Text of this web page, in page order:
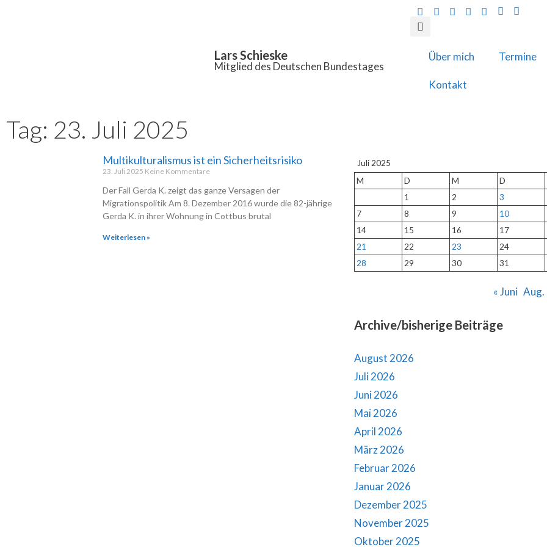
Lars Schieske
Mitglied des Deutschen Bundestages
Über mich Termine
Kontakt
Tag: 23. Juli 2025
Multikulturalismus ist ein Sicherheitsrisiko
23. Juli 2025 Keine Kommentare
Der Fall Gerda K. zeigt das ganze Versagen der
Migrationspolitik Am 8. Dezember 2016 wurde die 82-jährige
Gerda K. in ihrer Wohnung in Cottbus brutal
Weiterlesen »
Juli 2025
M
D M
D
1
2
3
7
8 9
10
14
15 16
17
21
22 23
24
28
29 30 31
« Juni Aug.
Archive/bisherige Beiträge
August 2026
Juli 2026
Juni 2026
Mai 2026
April 2026
März 2026
Februar 2026
Januar 2026
Dezember 2025
November 2025
Oktober 2025